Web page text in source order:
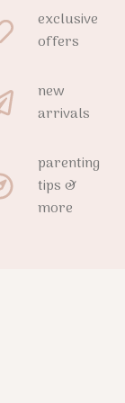
exclusive
offers
new
arrivals
parenting
tips &
more